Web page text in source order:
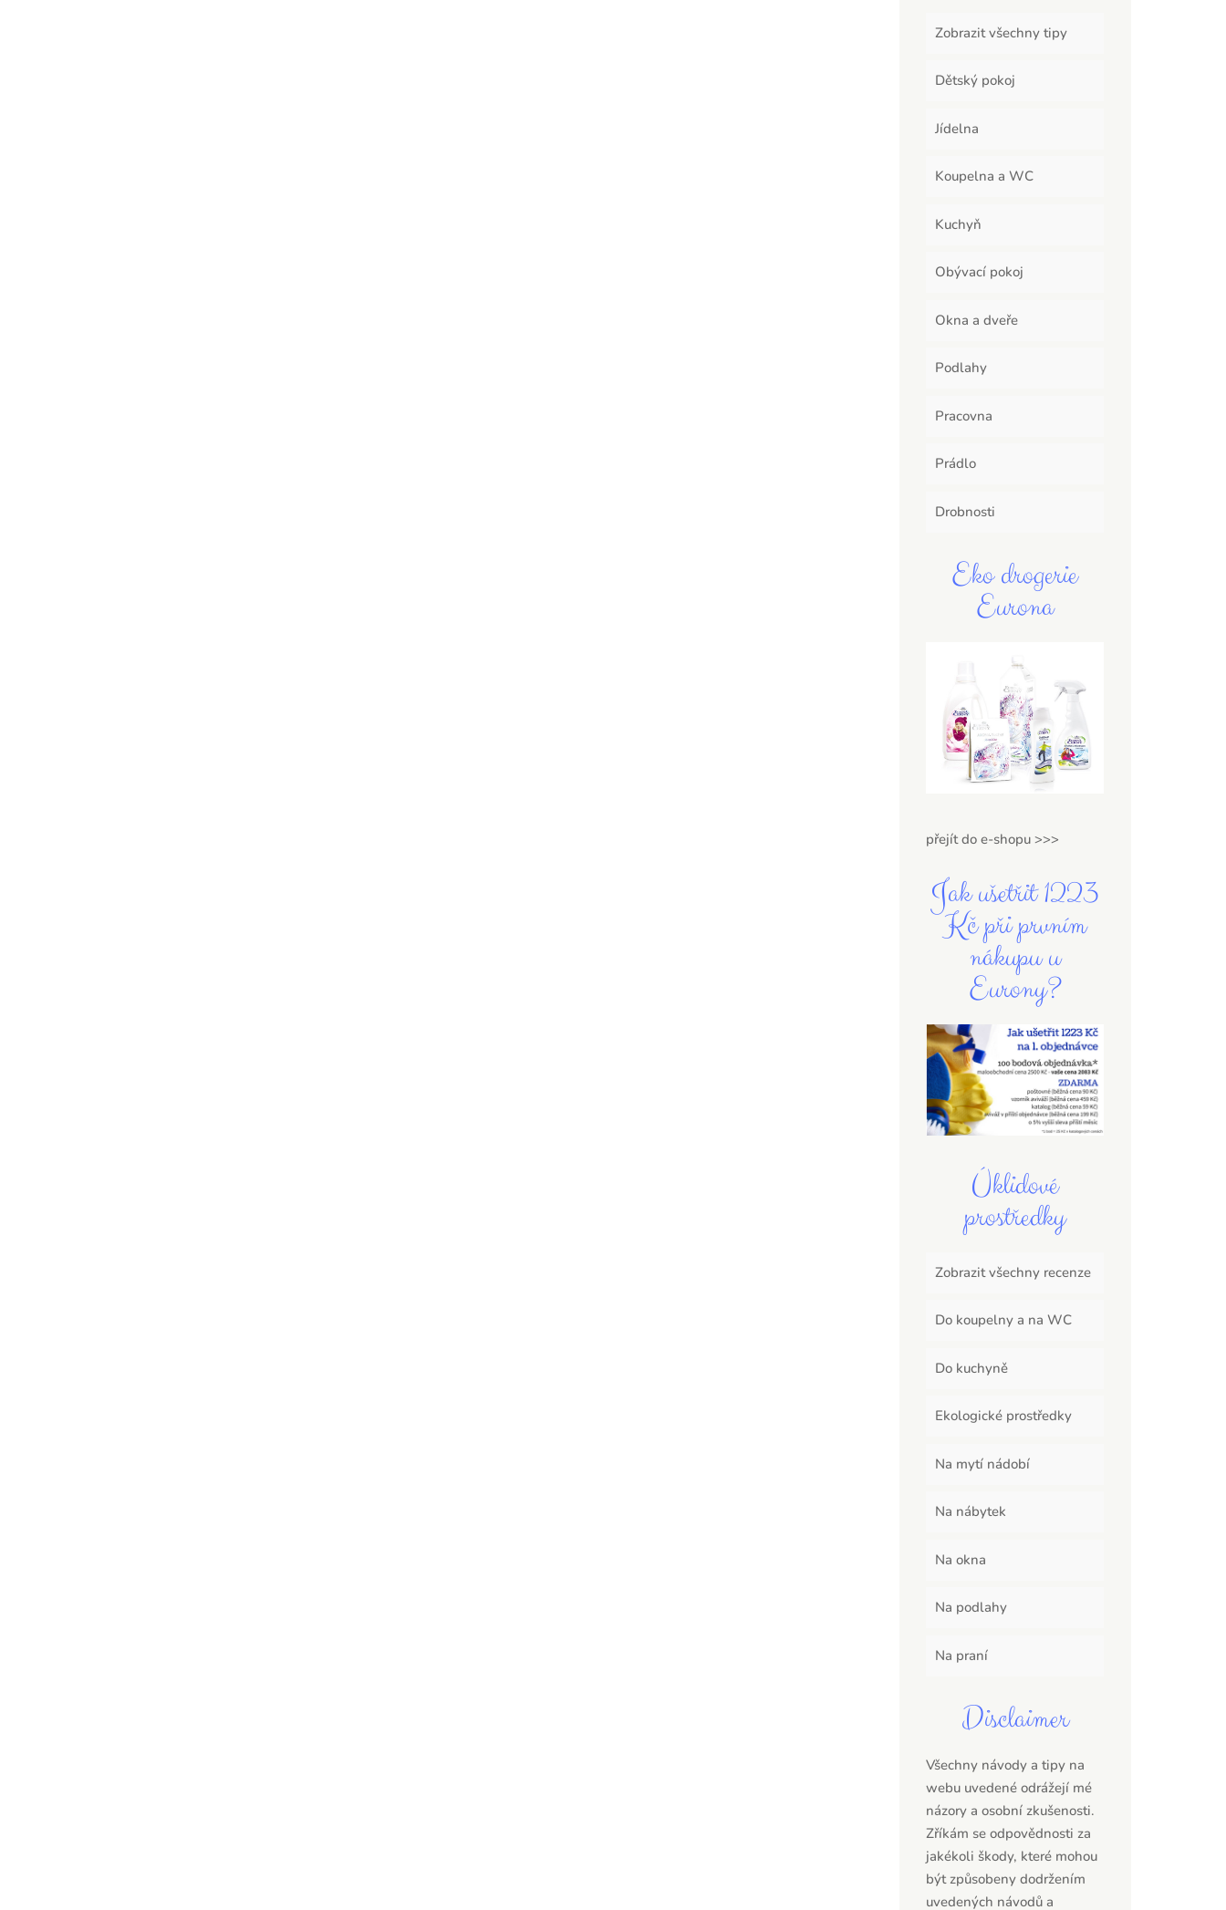
Zobrazit všechny tipy
Dětský pokoj
Jídelna
Koupelna a WC
Kuchyň
Obývací pokoj
Okna a dveře
Podlahy
Pracovna
Prádlo
Drobnosti
Eko drogerie
Eurona
přejít do e-shopu >>>
Jak ušetřit 1223
Kč při prvním
nákupu u
Eurony?
Úklidové
prostředky
Zobrazit všechny recenze
Do koupelny a na WC
Do kuchyně
Ekologické prostředky
Na mytí nádobí
Na nábytek
Na okna
Na podlahy
Na praní
Disclaimer
Všechny návody a tipy na
webu uvedené odrážejí mé
názory a osobní zkušenosti.
Zříkám se odpovědnosti za
jakékoli škody, které mohou
být způsobeny dodržením
uvedených návodů a